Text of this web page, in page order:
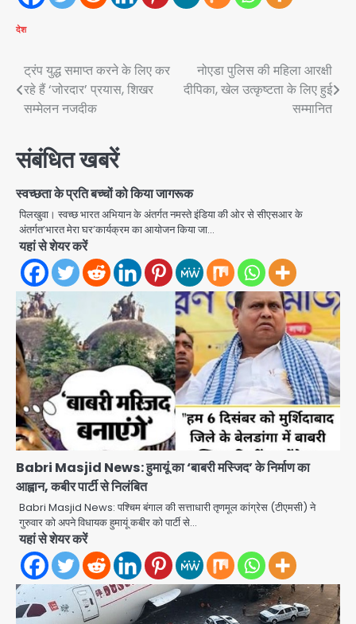
देश
Post
navigation
ट्रंप युद्ध समाप्त करने के लिए कर
रहे हैं ‘जोरदार’ प्रयास, शिखर
सम्मेलन नजदीक
नोएडा पुलिस की महिला आरक्षी
दीपिका, खेल उत्कृष्टता के लिए हुई
सम्मानित
संबंधित खबरें
स्वच्छता के प्रति बच्चों को किया जागरूक
पिलखुवा। स्वच्छ भारत अभियान के अंतर्गत नमस्ते इंडिया की ओर से सीएसआर के
अंतर्गत’भारत मेरा घर’कार्यक्रम का आयोजन किया जा…
यहां से शेयर करें
Babri Masjid News: हुमायूं का ‘बाबरी मस्जिद’ के निर्माण का
आह्वान, कबीर पार्टी से निलंबित
Babri Masjid News: पश्चिम बंगाल की सत्ताधारी तृणमूल कांग्रेस (टीएमसी) ने
गुरुवार को अपने विधायक हुमायूं कबीर को पार्टी से…
यहां से शेयर करें
2
JP Greens Cosmos Society:
सुविधाओं के लिए संघर्ष कर रहे निवासी, गिरता
प्लास्टर और कमजोर सुरक्षा बनी बड़ी चुनौती
Avinash Kumar